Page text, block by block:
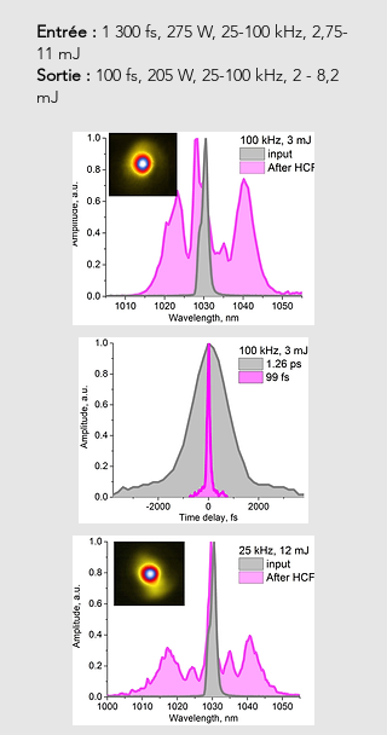
Entrée : 1 300 fs, 275 W, 25-100 kHz, 2,75-
11 mJ
Sortie : 100 fs, 205 W, 25-100 kHz, 2 - 8,2
mJ